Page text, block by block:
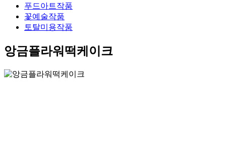
푸드아트작품
꽃예술작품
토탈미용작품
앙금플라워떡케이크